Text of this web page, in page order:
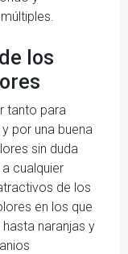
los
tanto para
por una buena
sin duda
cualquier
de los
en los que
naranjas y